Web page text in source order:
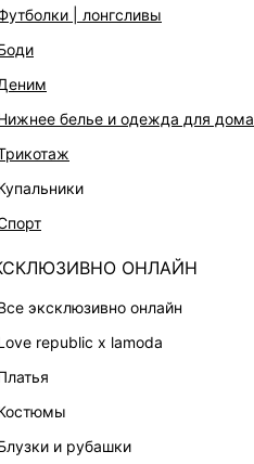
футболки | лонгсливы
боди
деним
нижнее белье и одежда для дома
трикотаж
купальники
спорт
ОНЛАЙН
все эксклюзивно онлайн
love republic x lamoda
платья
костюмы
блузки и рубашки
ОНЛАЙН
И УКРАШЕНИЯ
РАСПРОДАЖА
СЕРТИФИКАТЫ
ТИНТЫ